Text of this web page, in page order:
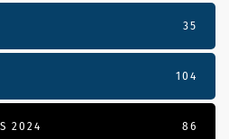
35
104
2024 86